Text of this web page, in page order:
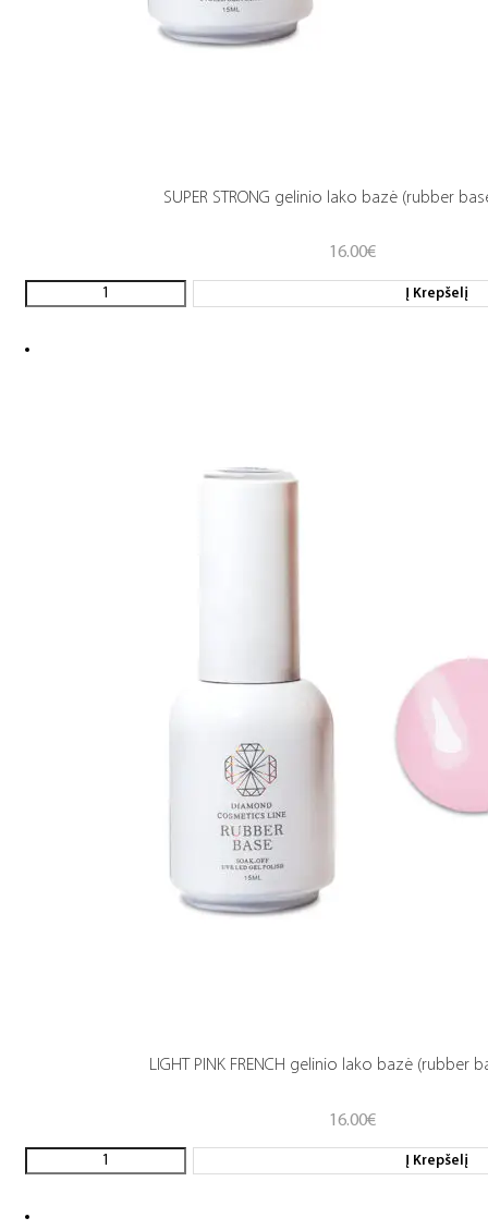
SUPER STRONG gelinio lako bazė (rubber
16.00€
Į Krepšelį
LIGHT PINK FRENCH gelinio lako bazė (rubber
16.00€
Į Krepšelį